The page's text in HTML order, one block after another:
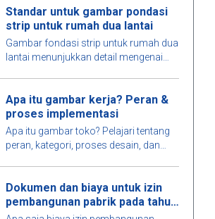
ruang, menekan biaya, dan
memastikan kualitas konstruksi yang
tinggi.
Standar untuk gambar pondasi
strip untuk rumah dua lantai
Gambar fondasi strip untuk rumah dua
lantai menunjukkan detail mengenai
memastikan konstruksi yang aman.
Apa itu gambar kerja? Peran &
proses implementasi
Apa itu gambar toko? Pelajari tentang
peran, kategori, proses desain, dan
konstruksi.
Dokumen dan biaya untuk izin
pembangunan pabrik pada tahun
2026